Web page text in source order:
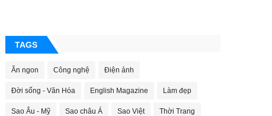
TAGS
Ăn ngon Công nghệ Điện ảnh
Đời sống - Văn Hóa English Magazine Làm đẹp
Sao Âu - Mỹ Sao châu Á Sao Việt Thời Trang